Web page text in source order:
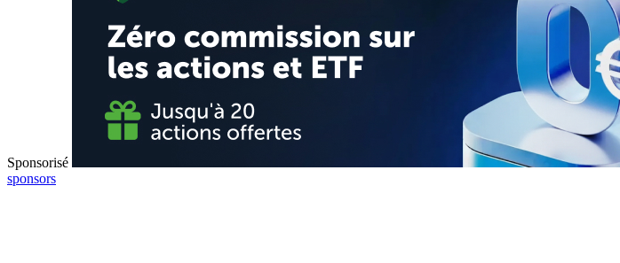
Sponsorisé
sponsors